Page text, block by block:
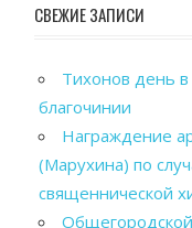
СВЕЖИЕ ЗАПИСИ
Тихонов день
благочинии
Награждение
(Марухина) по
священнической